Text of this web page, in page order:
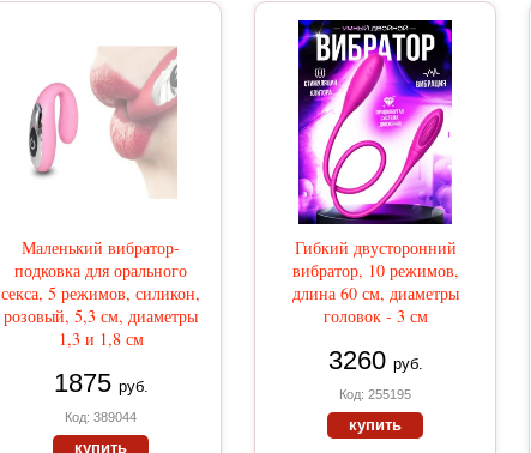
Маленький вибратор-
подковка для орального
секса, 5 режимов, силикон,
розовый, 5,3 см, диаметры
1,3 и 1,8 см
1875 руб.
Код: 389044
купить
Гибкий двусторонний
вибратор, 10 режимов,
длина 60 см, диаметры
головок - 3 см
3260 руб.
Код: 255195
купить